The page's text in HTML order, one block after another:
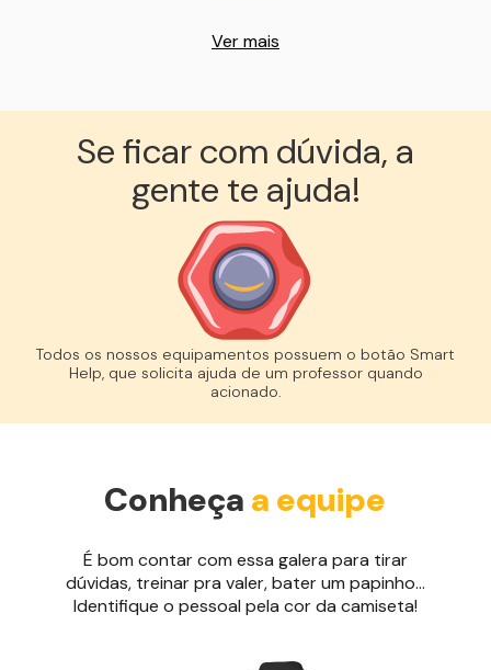
Ver mais
Se ficar com dúvida, a
gente te ajuda!︎
Todos os nossos equipamentos possuem o botão Smart
Help, que solicita ajuda de um professor quando
acionado.
Conheça a equipe
É bom contar com essa galera para tirar
dúvidas, treinar pra valer, bater um papinho...
Identifique o pessoal pela cor da camiseta!